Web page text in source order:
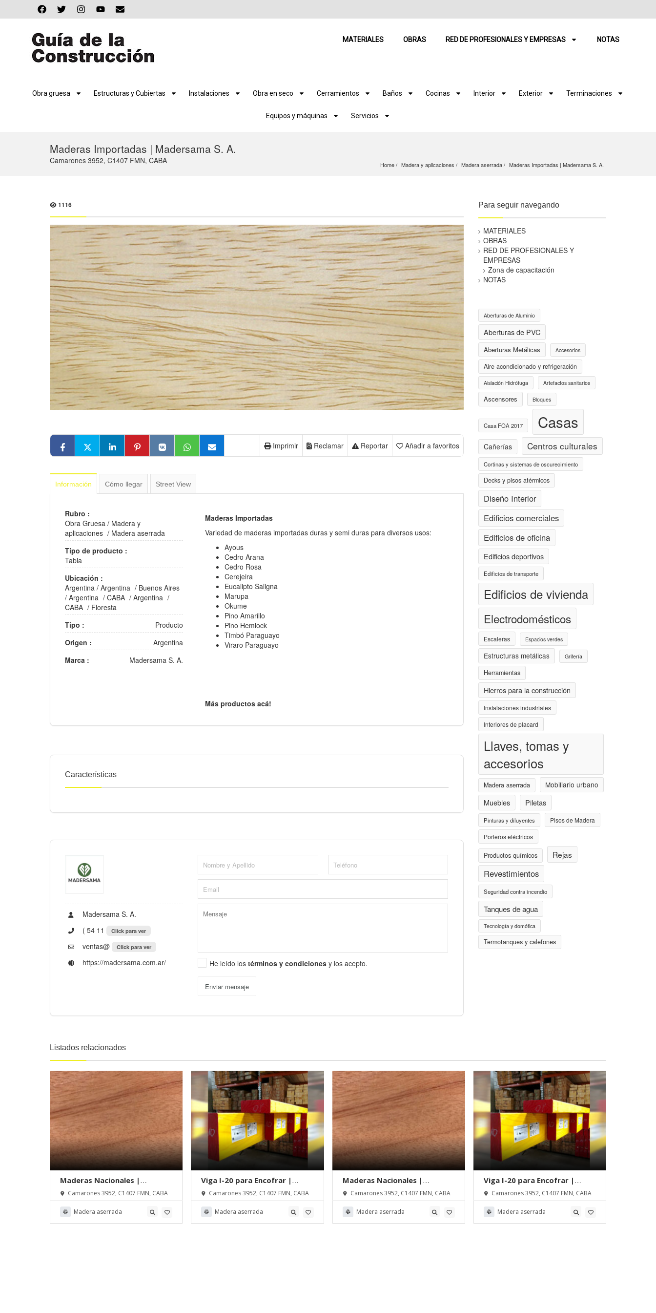
MATERIALES OBRAS RED DE PROFESIONALES Y EMPRESAS NOTAS
Obra gruesa Estructuras y Cubiertas Instalaciones Obra en seco Cerramientos Baños Cocinas Interior Exterior Terminaciones
Equipos y máquinas Servicios
Maderas Importadas | Madersama S. A.
Camarones 3952, C1407 FMN, CABA Home Madera y aplicaciones Madera aserrada Maderas Importadas | Madersama S. A.
1116
Añadir a favoritos
Reportar
Reclamar
Imprimir
Información Cómo llegar Street View
Rubro :
Obra Gruesa / Madera y
aplicaciones / Madera aserrada
Tipo de producto :
Tabla
Ubicación :
Argentina / Argentina / Buenos Aires
/ Argentina / CABA / Argentina /
CABA / Floresta
Tipo :
Producto
Origen :
Argentina
Marca :
Madersama S. A.
Maderas Importadas
Variedad de maderas importadas duras y semi duras para diversos usos:
Ayous
Cedro Arana
Cedro Rosa
Cerejeira
Eucalipto Saligna
Marupa
Okume
Pino Amarillo
Pino Hemlock
Timbó Paraguayo
Viraro Paraguayo
Más productos acá!
Características
Madersama S. A.
( 54 11
Click para ver
ventas@ Click para ver
https://madersama.com.ar/ He leído los términos y condiciones y los acepto.
Enviar mensaje
Para seguir navegando
MATERIALES
OBRAS
RED DE PROFESIONALES Y
EMPRESAS
Zona de capacitación
NOTAS
Aberturas de Aluminio
Aberturas de PVC
Aberturas Metálicas Accesorios
Aire acondicionado y refrigeración
Aislación Hidrófuga Artefactos sanitarios
Ascensores Bloques
Casa FOA 2017 Casas
Cañerías Centros culturales
Cortinas y sistemas de oscurecimiento
Decks y pisos atérmicos
Diseño Interior
Edificios comerciales
Edificios de oficina
Edificios deportivos
Edificios de transporte
Edificios de vivienda
Electrodomésticos
Escaleras Espacios verdes
Estructuras metálicas Grifería
Herramientas
Hierros para la construcción
Instalaciones industriales
Interiores de placard
Llaves, tomas y
accesorios
Madera aserrada Mobiliario urbano
Muebles Piletas
Pinturas y diluyentes
Pisos de Madera
Porteros eléctricos
Productos químicos Rejas
Revestimientos
Seguridad contra incendio
Tanques de agua
Tecnología y domótica
Termotanques y calefones
Listados relacionados
Maderas Nacionales |
Madersama S. A.
Camarones 3952, C1407 FMN, CABA
Madera aserrada
Viga I-20 para Encofrar |
Madersama S. A.
Camarones 3952, C1407 FMN, CABA
Madera aserrada
Maderas Nacionales |
Madersama S. A.
Camarones 3952, C1407 FMN, CABA
Madera aserrada
Viga I-20 para Encofrar |
Madersama S. A.
Camarones 3952, C1407 FMN, CABA
Madera aserrada